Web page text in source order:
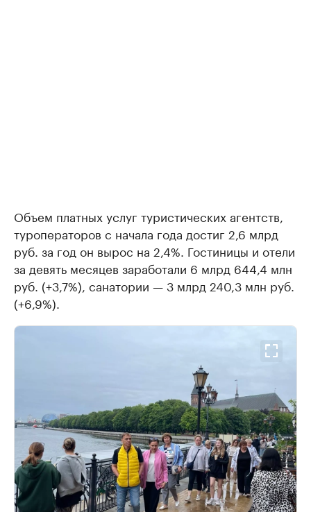
Объем платных услуг туристических агентств,
туроператоров с начала года достиг 2,6 млрд
руб. за год он вырос на 2,4%. Гостиницы и отели
за девять месяцев заработали 6 млрд 644,4 млн
руб. (+3,7%), санатории — 3 млрд 240,3 млн руб.
(+6,9%).